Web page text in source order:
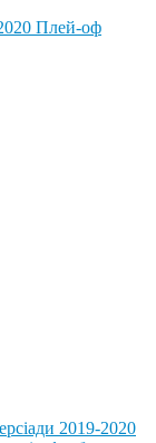
Плей-оф
2019-2020